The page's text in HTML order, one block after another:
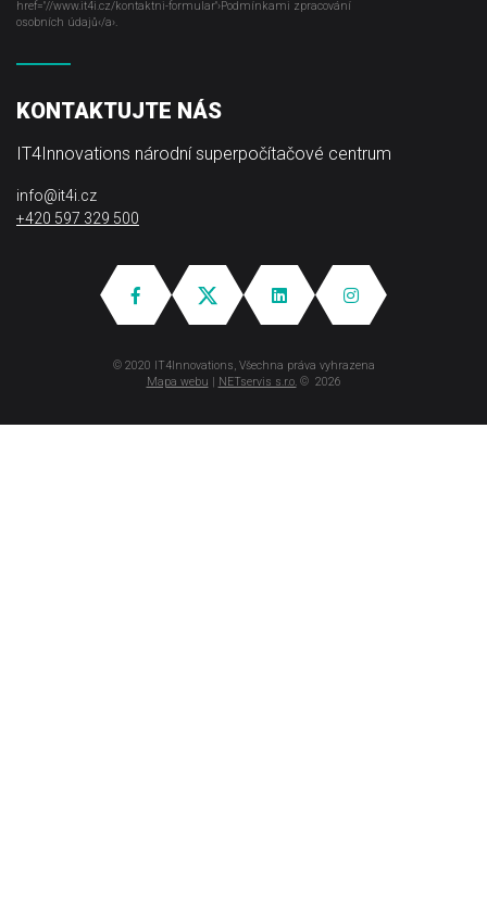
KONTAKTUJTE NÁS
IT4Innovations národní superpočítačové centrum
info@it4i.cz
+420 597 329 500
© 2020 IT4Innovations, Všechna práva vyhrazena
Mapa webu | NETservis s.r.o.© 2026
href="//www.it4i­.cz/kontaktni-formular"›Podmínkami zpracování
osobních údajů‹/a›.